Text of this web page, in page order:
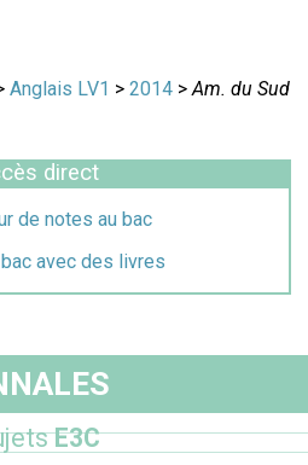
Anglais LV1 > 2014 >Am. du Sud
direct
de notes au bac
avec des livres
E3C